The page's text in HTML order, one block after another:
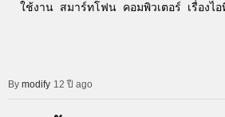
ใช้งาน สมาร์ทโฟน คอมพิวเตอร์ เรื่องไอ
modify 12 ปี ago